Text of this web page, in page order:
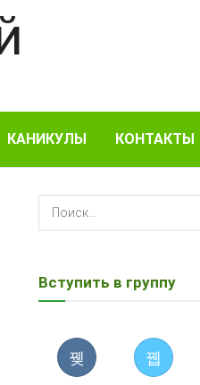
КАНИКУЛЫ КОНТАКТЫ
Вступить в группу